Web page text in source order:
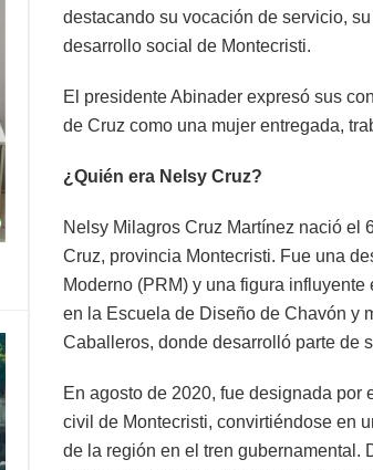
destacando su vocación de servicio,
desarrollo social de Montecristi.
El presidente Abinader expresó sus
de Cruz como una mujer entregada,
¿Quién era Nelsy Cruz?
Nelsy Milagros Cruz Martínez nació el
Cruz, provincia Montecristi. Fue una
Moderno (PRM) y una figura
en la Escuela de Diseño de Chavón y
Caballeros, donde desarrolló parte de
En agosto de 2020, fue designada
civil de Montecristi, convirtiéndose en
de la región en el tren gubernamental.